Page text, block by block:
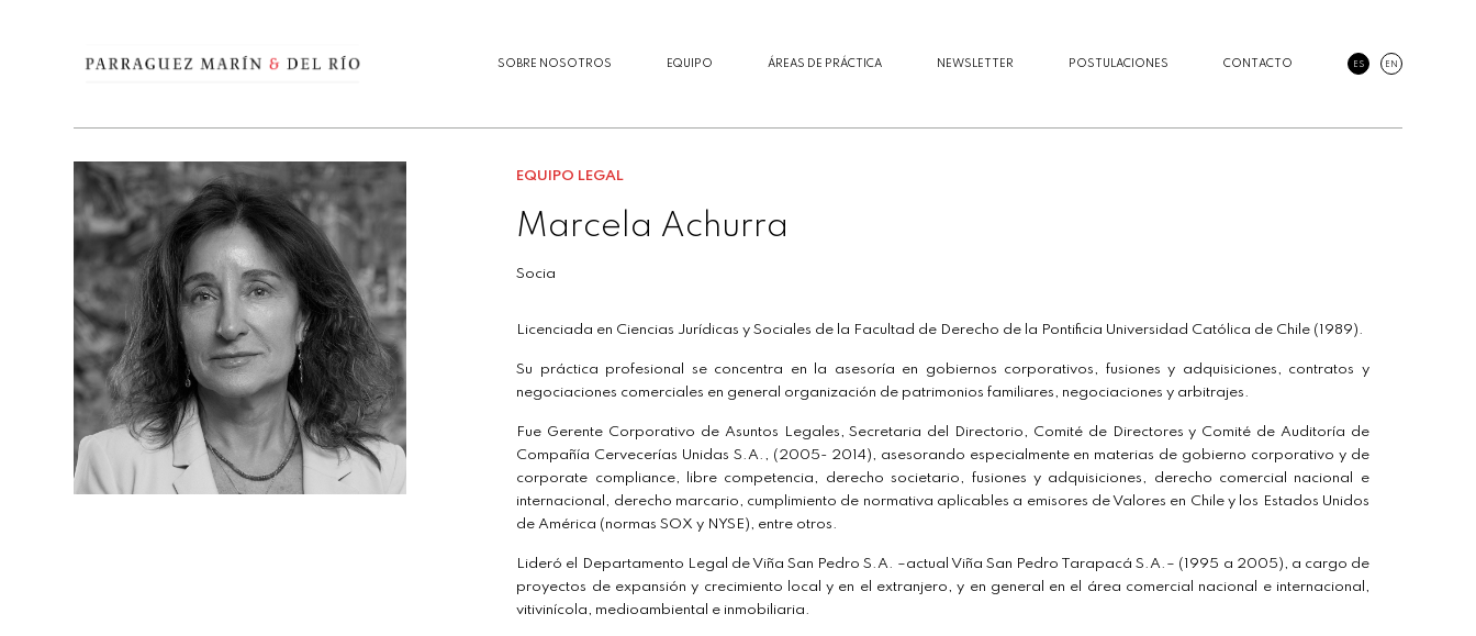
SOBRE NOSOTROS EQUIPO ÁREAS DE PRÁCTICA NEWSLETTER POSTULACIONES CONTACTO ES EN
EQUIPO LEGAL
Marcela Achurra
Socia
Licenciada en Ciencias Jurídicas y Sociales de la Facultad de Derecho de la Pontificia Universidad Católica de Chile (1989).
Su práctica profesional se concentra en la asesoría en gobiernos corporativos, fusiones y adquisiciones, contratos y
negociaciones comerciales en general organización de patrimonios familiares, negociaciones y arbitrajes.
Fue Gerente Corporativo de Asuntos Legales, Secretaria del Directorio, Comité de Directores y Comité de Auditoría de
Compañía Cervecerías Unidas S.A., (2005- 2014), asesorando especialmente en materias de gobierno corporativo y de
corporate compliance, libre competencia, derecho societario, fusiones y adquisiciones, derecho comercial nacional e
internacional, derecho marcario, cumplimiento de normativa aplicables a emisores de Valores en Chile y los Estados Unidos
de América (normas SOX y NYSE), entre otros.
Lideró el Departamento Legal de Viña San Pedro S.A. –actual Viña San Pedro Tarapacá S.A.– (1995 a 2005), a cargo de
proyectos de expansión y crecimiento local y en el extranjero, y en general en el área comercial nacional e internacional,
vitivinícola, medioambiental e inmobiliaria.